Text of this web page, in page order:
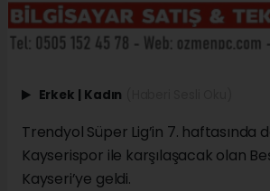
Erkek | Kadın
Trendyol Süper Lig’in 7. haftasında
Kayserispor ile karşılaşacak olan
Kayseri’ye geldi.